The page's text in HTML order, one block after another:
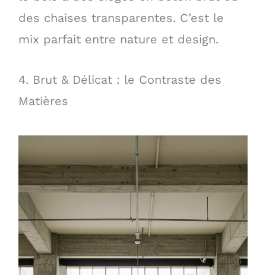
des chaises transparentes. C’est le
mix parfait entre nature et design.
4. Brut & Délicat : le Contraste des
Matières